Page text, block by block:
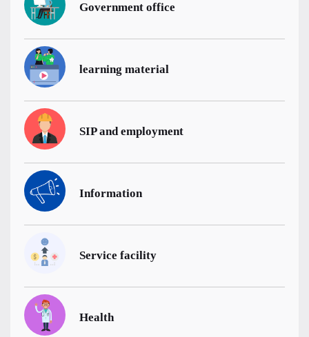
Government office
learning material
SIP and employment
Information
Service facility
Health